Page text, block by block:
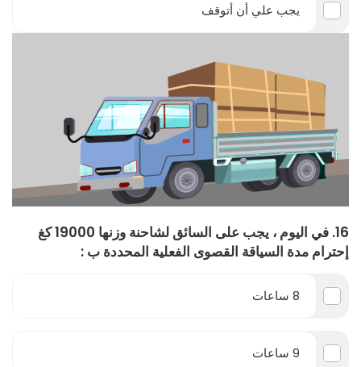
يجب علي أن أتوقف
16. في اليوم ، يجب على السائق لشاحنة وزنها 19000 كغ
إحترام مدة السياقة القصوى الفعلية المحددة ب :
8 ساعات
9 ساعات